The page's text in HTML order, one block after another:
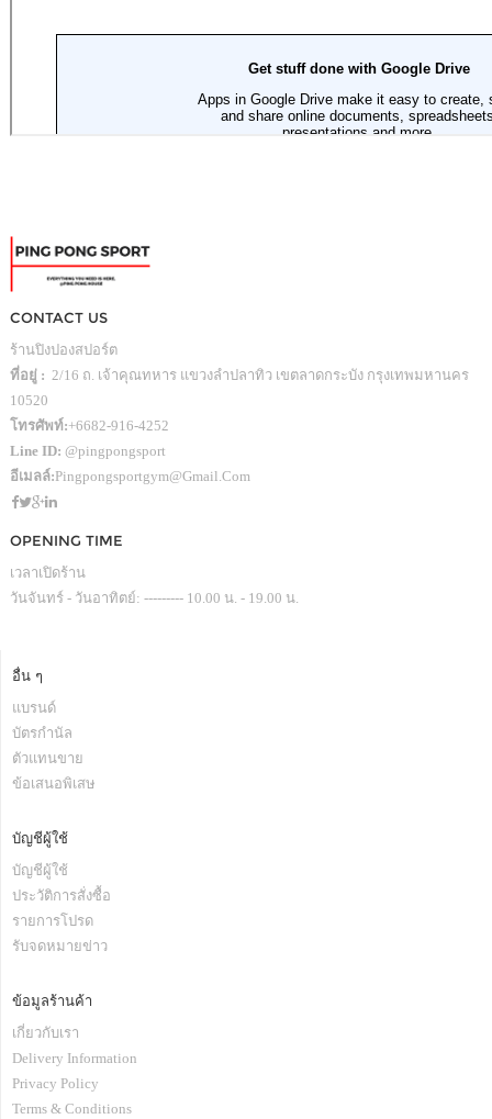
CONTACT US
ร้านปิงปองสปอร์ต
ที่อยู่ : 2/16 ถ. เจ้าคุณทหาร แขวงลำปลาทิว เขตลาดกระบัง กรุงเทพมหานคร
10520
โทรศัพท์:+6682-916-4252
Line ID: @pingpongsport
อีเมลล์:Pingpongsportgym@gmail.com
OPENING TIME
เวลาเปิดร้าน
วันจันทร์ - วันอาทิตย์: --------- 10.00 น. - 19.00 น.
อื่น ๆ
แบรนด์
บัตรกำนัล
ตัวแทนขาย
ข้อเสนอพิเสษ
บัญชีผู้ใช้
บัญชีผู้ใช้
ประวัติการสั่งซื้อ
รายการโปรด
รับจดหมายข่าว
ข้อมูลร้านค้า
เกี่ยวกับเรา
Delivery Information
Privacy Policy
Terms & Conditions